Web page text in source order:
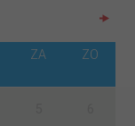
ZA ZO